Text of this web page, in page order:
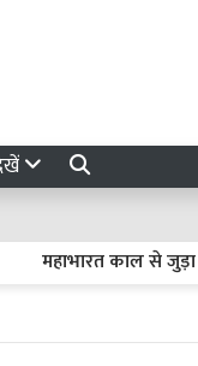
महाभारत काल से जुड़ा है